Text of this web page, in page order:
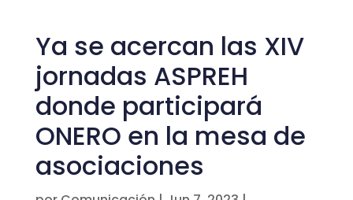
Ya se acercan las XIV
jornadas ASPREH
donde participará
ONERO en la mesa de
asociaciones